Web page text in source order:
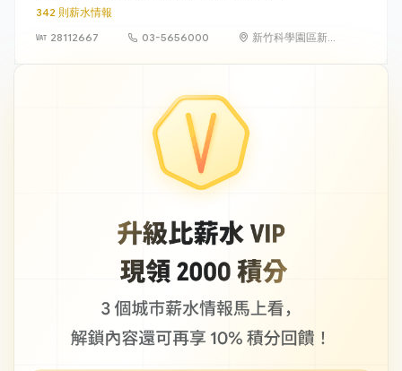
342 則薪水情報
28112667
03-5656000
新竹科學園區新